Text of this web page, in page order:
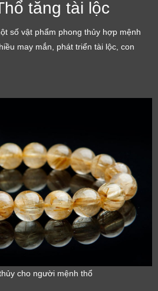
tăng tài lộc
số vật phẩm phong thủy hợp mệnh
may mắn, phát triển tài lộc, con
cho người mệnh thổ